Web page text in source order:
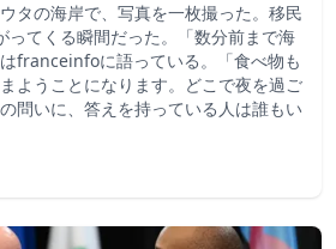
タの海岸で、写真を一枚撮った。移民
ってくる瞬間だった。「数分前まで海
franceinfoに語っている。「食べ物も
ようことになります。どこで夜を過ご
問いに、答えを持っている人は誰もい